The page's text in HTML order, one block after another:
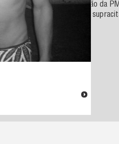
guarnição da
na data